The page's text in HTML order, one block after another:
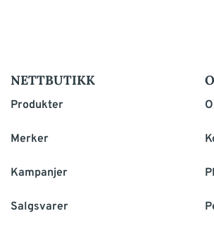
NETTBUTIKK
Produkter
Merker
Kampanjer
Salgsvarer